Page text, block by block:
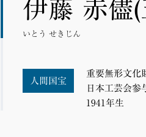
伊藤 赤儘
いとう せきじん
人間国宝
重要無形文化
日本工芸会参
1941年生